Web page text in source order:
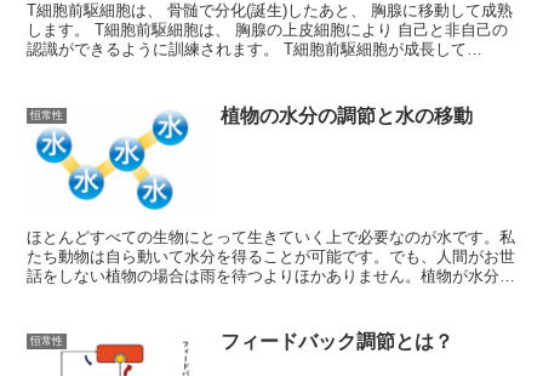
T細胞前駆細胞は、 骨髄で分化(誕生)したあと、 胸腺に移動して成熟
します。 T細胞前駆細胞は、 胸腺の上皮細胞により 自己と非自己の
認識ができるように訓練されます。 T細胞前駆細胞が成長して
恒常性 植物の水分の調節と水の移動
ほとんどすべての生物にとって生きていく上で必要なのが水です。私
たち動物は自ら動いて水分を得ることが可能です。でも、人間がお世
話をしない植物の場合は雨を待つよりほかありません。植物が水分を
恒常性 フィードバック調節とは？